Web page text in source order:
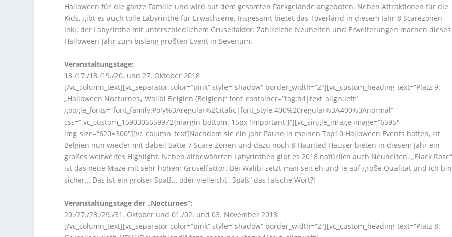
Halloween für die ganze Familie und wird auf dem gesamten Parkgelände angeboten. Neben Attraktionen für die
Kids, gibt es auch tolle Labyrinthe für Erwachsene. Insgesamt bietet das Toverland in diesem Jahr 8 Scarezonen
inkl. der Labyrinthe mit unterschiedlichem Gruselfaktor. Zahlreiche Neuheiten und Erweiterungen machen dieses
Halloween-Jahr zum bislang größten Event in Sevenum.
Veranstaltungstage:
13./17./18./19./20. und 27. Oktober 2018
[/vc_column_text][vc_separator color=“pink“ style=“shadow“ border_width=“2″][vc_custom_heading text=“Platz 9:
„Halloween Nocturnes„ Walibi Belgien (Belgien)“ font_container=“tag:h4|text_align:left“
google_fonts=“font_family:Poly%3Aregular%2Citalic|font_style:400%20regular%3A400%3Anormal“
css=“.vc_custom_1590305559972{margin-bottom: 15px !important;}“][vc_single_image image=“6595″
img_size=“620×300″][vc_column_text]Nachdem sie ein Jahr Pause in meinen Top10 Halloween Events hatten, ist
Belgien nun wieder mit dabei! Satte 7 Scare-Zonen und dazu noch 8 Haunted Häuser bieten in diesem Jahr ein
großes weltweites Highlight. Neben altbewährten Labyrinthen gibt es 2018 natürlich auch Neuheiten. „Black
ist das neue Maze mit sehr hohem Gruselfaktor. Bei Walibi setzt man seit eh und je auf große Qualität und ich bin
sicher… Das ist ein großer Spaß… oder vielleicht „Spaß“ das falsche Wort?!
Veranstaltungstage der „Nocturnes“:
20./27./28./29./31. Oktober und 01./02. und 03. November 2018
[/vc_column_text][vc_separator color=“pink“ style=“shadow“ border_width=“2″][vc_custom_heading text=“Platz 8: